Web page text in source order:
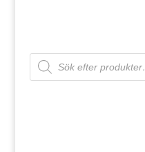
Products
search